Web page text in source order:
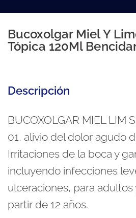
Bucoxolgar Miel Y
Tópica 120Ml
Descripción
BUCOXOLGAR MIEL LIM
01, alivio del dolor agudo
Irritaciones de la boca y
incluyendo infecciones
ulceraciones, para
partir de 12 años.